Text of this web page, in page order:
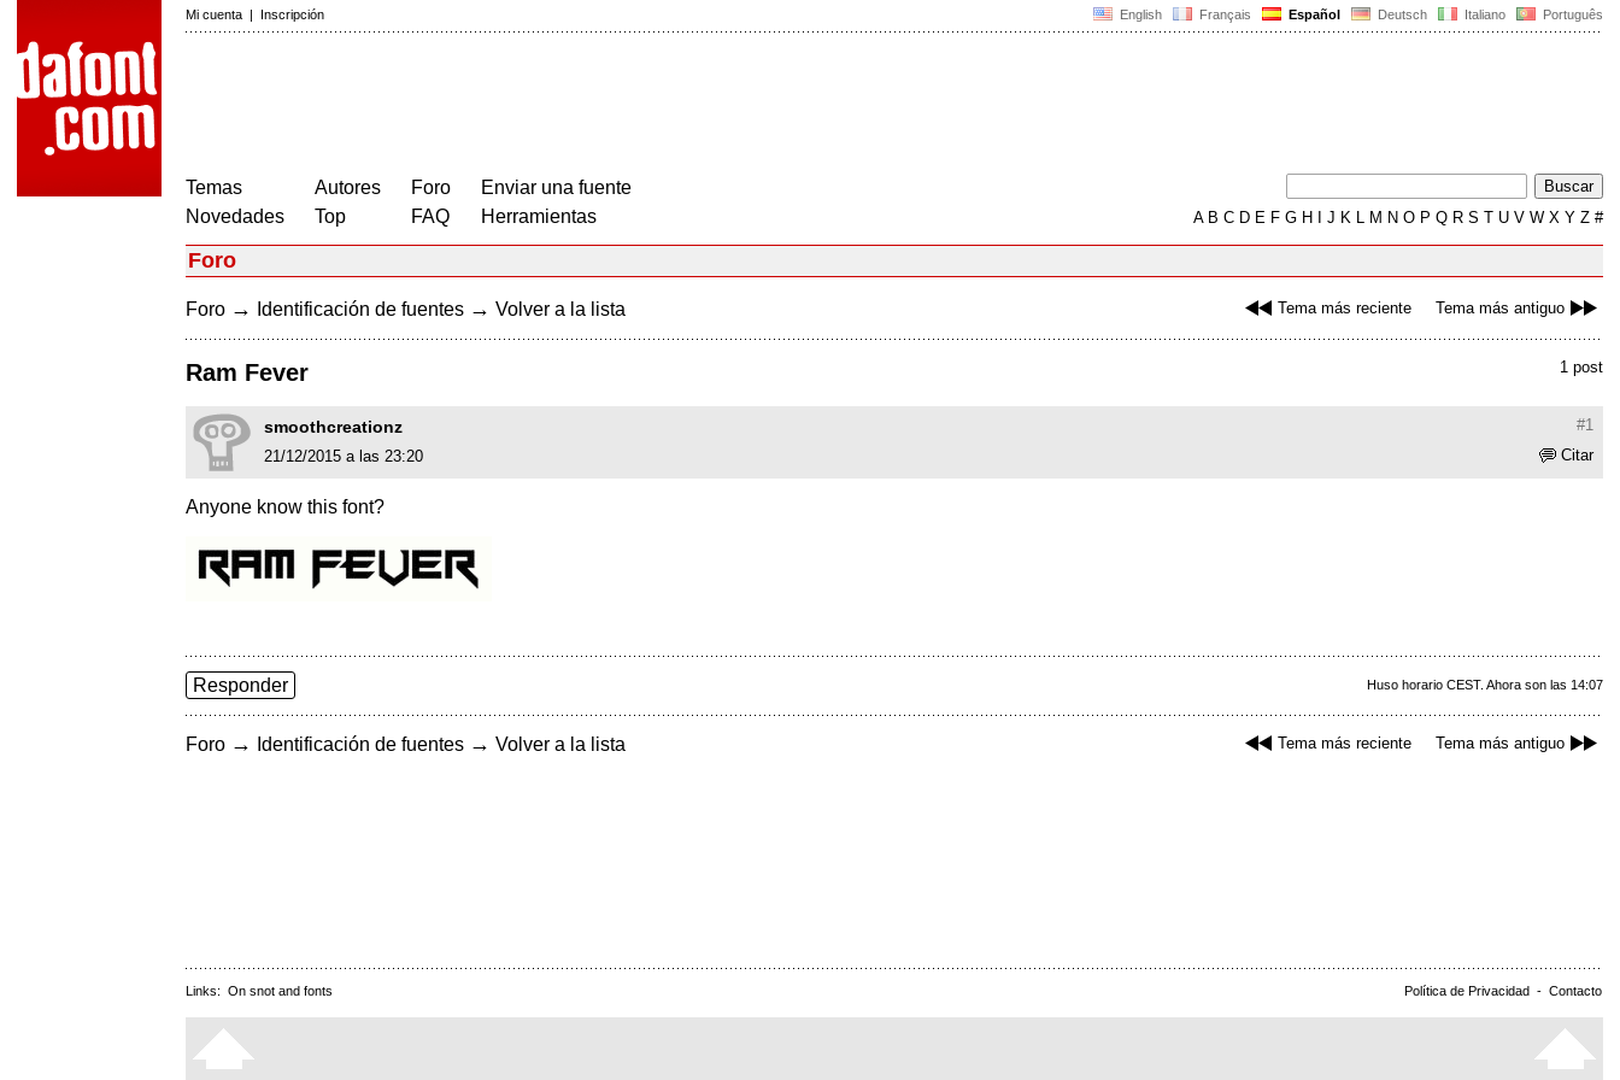
English Français Español Deutsch Italiano Português
Mi cuenta | Inscripción
Temas
Novedades
Autores
Top
Foro
FAQ
Enviar una fuente
Herramientas
AB C D E F G H J K L M N O P Q R S T U V W X Y Z #
Foro
Tema más reciente Tema más antiguo
Foro → Identificación de fuentes → Volver a la lista
1 post
Ram Fever
#1
smoothcreationz
Citar
21/12/2015 a las 23:20
Anyone know this font?
Huso horario CEST. Ahora son las 14:07
Responder
Tema más reciente Tema más antiguo
Foro → Identificación de fuentes → Volver a la lista
Política de Privacidad - Contacto
Links: On snot and fonts